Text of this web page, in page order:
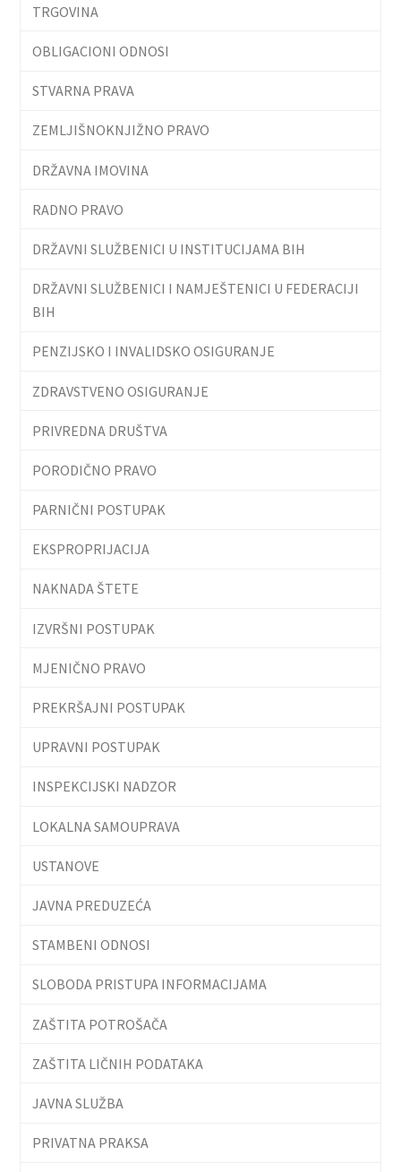
TRGOVINA
OBLIGACIONI ODNOSI
STVARNA PRAVA
ZEMLJIŠNOKNJIŽNO PRAVO
DRŽAVNA IMOVINA
RADNO PRAVO
DRŽAVNI SLUŽBENICI U INSTITUCIJAMA BIH
DRŽAVNI SLUŽBENICI I NAMJEŠTENICI U FEDERACIJI
BIH
PENZIJSKO I INVALIDSKO OSIGURANJE
ZDRAVSTVENO OSIGURANJE
PRIVREDNA DRUŠTVA
PORODIČNO PRAVO
PARNIČNI POSTUPAK
EKSPROPRIJACIJA
NAKNADA ŠTETE
IZVRŠNI POSTUPAK
MJENIČNO PRAVO
PREKRŠAJNI POSTUPAK
UPRAVNI POSTUPAK
INSPEKCIJSKI NADZOR
LOKALNA SAMOUPRAVA
USTANOVE
JAVNA PREDUZEĆA
STAMBENI ODNOSI
SLOBODA PRISTUPA INFORMACIJAMA
ZAŠTITA POTROŠAČA
ZAŠTITA LIČNIH PODATAKA
JAVNA SLUŽBA
PRIVATNA PRAKSA